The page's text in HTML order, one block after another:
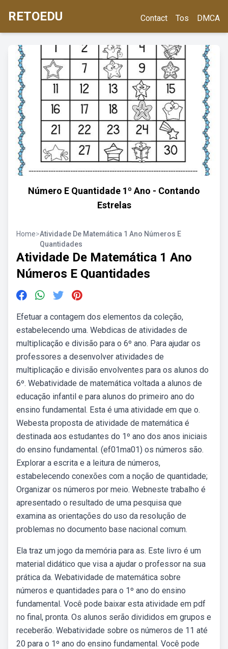
RETOEDU Contact Tos DMCA
Número E Quantidade 1º Ano - Contando
Estrelas
Home>Atividade De Matemática 1 Ano Números E
Quantidades
Atividade De Matemática 1 Ano
Números E Quantidades
Efetuar a contagem dos elementos da coleção,
estabelecendo uma. Webdicas de atividades de
multiplicação e divisão para o 6º ano. Para ajudar os
professores a desenvolver atividades de
multiplicação e divisão envolventes para os alunos do
6º. Webatividade de matemática voltada a alunos de
educação infantil e para alunos do primeiro ano do
ensino fundamental. Esta é uma atividade em que o.
Webesta proposta de atividade de matemática é
destinada aos estudantes do 1º ano dos anos iniciais
do ensino fundamental. (ef01ma01) os números são.
Explorar a escrita e a leitura de números,
estabelecendo conexões com a noção de quantidade;
Organizar os números por meio. Webneste trabalho é
apresentado o resultado de uma pesquisa que
examina as orientações do uso da resolução de
problemas no documento base nacional comum.
Ela traz um jogo da memória para as. Este livro é um
material didático que visa a ajudar o professor na sua
prática da. Webatividade de matemática sobre
números e quantidades para o 1º ano do ensino
fundamental. Você pode baixar esta atividade em pdf
no final, pronta. Os alunos serão divididos em grupos e
receberão. Webatividade sobre os números de 11 até
20 para o 1º ano do ensino fundamental. Você pode